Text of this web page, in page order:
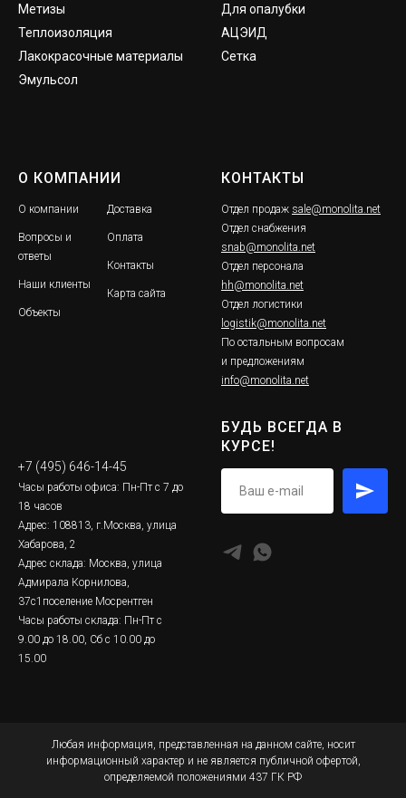
Метизы
Теплоизоляция
Лакокрасочные материалы
Эмульсол
Для опалубки
АЦЭИД
Сетка
О КОМПАНИИ
О компании
Вопросы и
ответы
Наши клиенты
Объекты
Доставка
Оплата
Контакты
Карта сайта
КОНТАКТЫ
Отдел продаж sale@monolita.net
Отдел снабжения
snab@monolita.net
Отдел персонала
hh@monolita.net
Отдел логистики
logistik@monolita.net
По остальным вопросам
и предложениям
info@monolita.net
+7 (495) 646-14-45
Часы работы офиса: Пн-Пт с 7 до
18 часов
Адрес: 108813, г.Москва, улица
Хабарова, 2
Адрес склада: Москва, улица
Адмирала Корнилова,
37с1поселение Мосрентген
Часы работы склада: Пн-Пт с
9.00 до 18.00, Сб с 10.00 до
15.00
БУДЬ ВСЕГДА В
КУРСЕ!
Любая информация, представленная на данном сайте, носит
информационный характер и не является публичной офертой,
определяемой положениями 437 ГК РФ